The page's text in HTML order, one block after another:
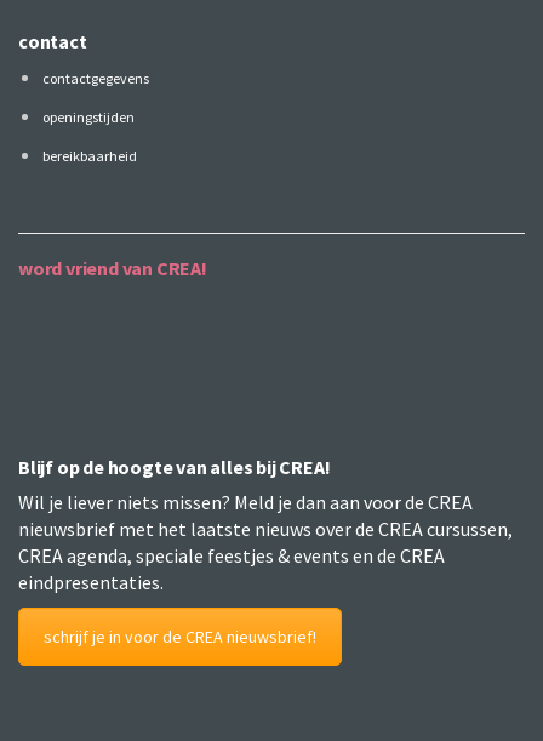
contact
contactgegevens
openingstijden
bereikbaarheid
word vriend van CREA!
Blijf op de hoogte van alles bij CREA!
Wil je liever niets missen? Meld je dan aan voor de CREA
nieuwsbrief met het laatste nieuws over de CREA cursussen,
CREA agenda, speciale feestjes & events en de CREA
eindpresentaties.
schrijf je in voor de CREA nieuwsbrief!